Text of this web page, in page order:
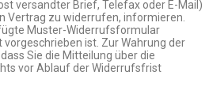
versandter Brief, Telefax oder E-Mail)
Vertrag zu widerrufen, informieren.
Muster-Widerrufsformular
ist. Zur Wahrung der
Sie die Mitteilung über die
vor Ablauf der Widerrufsfrist